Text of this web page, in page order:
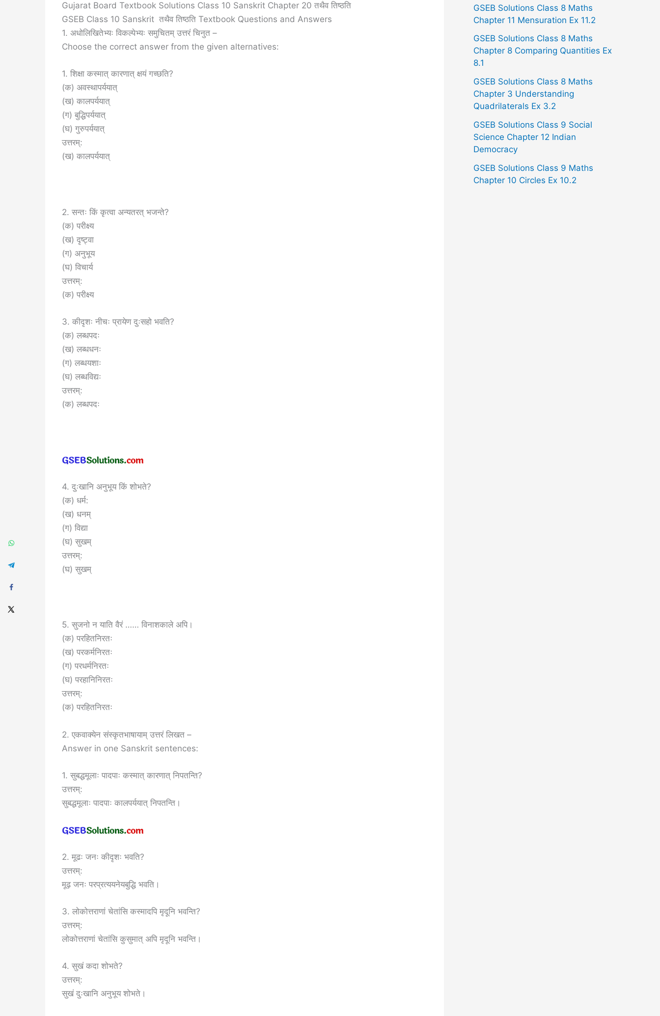
Gujarat Board Textbook Solutions Class 10 Sanskrit Chapter 20 तथैव तिष्ठति
GSEB Class 10 Sanskrit तथैव तिष्ठति Textbook Questions and Answers
1. अधोलिखितेभ्यः विकल्पेभ्यः समुचितम् उत्तरं चिनुत –
Choose the correct answer from the given alternatives:
1. शिक्षा कस्मात् कारणात् क्षयं गच्छति?
(क) अवस्थापर्ययात्
(ख) कालपर्ययात्
(ग) बुद्धिपर्ययात्
(घ) गुरुपर्ययात्
उत्तरम्:
(ख) कालपर्ययात्
2. सन्तः किं कृत्वा अन्यतरत् भजन्ते?
(क) परीक्ष्य
(ख) दृष्ट्वा
(ग) अनुभूय
(घ) विचार्य
उत्तरम्:
(क) परीक्ष्य
3. कीदृशः नीचः प्रायेण दुःसहो भवति?
(क) लब्धपदः
(ख) लब्धधनः
(ग) लब्धयशाः
(घ) लब्धविद्यः
उत्तरम्:
(क) लब्धपदः
4. दुःखानि अनुभूय किं शोभते?
(क) धर्म:
(ख) धनम्
(ग) विद्या
(घ) सुखम्
उत्तरम्:
(घ) सुखम्
5. सुजनो न याति वैरं …… विनाशकाले अपि।
(क) परहितनिरतः
(ख) परकर्मनिरतः
(ग) परधर्मनिरतः
(घ) परहानिनिरतः
उत्तरम्:
(क) परहितनिरतः
2. एकवाक्येन संस्कृतभाषायाम् उत्तरं लिखत –
Answer in one Sanskrit sentences:
1. सुबद्धमूलाः पादपाः कस्मात् कारणात् निपतन्ति?
उत्तरम्:
सुबद्धमूलाः पादपाः कालपर्ययात् निपतन्ति।
2. मूढः जनः कीदृशः भवति?
उत्तरम्:
मूढ़ जनः परप्रत्ययनेयबुद्धि भवति।
3. लोकोत्तराणां चेतांसि कस्मादपि मृदूनि भवन्ति?
उत्तरम्:
लोकोत्तराणां चेतांसि कुसुमात् अपि मृदूनि भवन्ति।
4. सुखं कदा शोभते?
उत्तरम्:
सुखं दुःखानि अनुभूय शोभते।
GSEB Solutions Class 8 Maths
Chapter 11 Mensuration Ex 11.2
GSEB Solutions Class 8 Maths
Chapter 8 Comparing Quantities Ex
8.1
GSEB Solutions Class 8 Maths
Chapter 3 Understanding
Quadrilaterals Ex 3.2
GSEB Solutions Class 9 Social
Science Chapter 12 Indian
Democracy
GSEB Solutions Class 9 Maths
Chapter 10 Circles Ex 10.2